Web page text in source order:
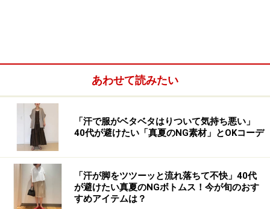
たのはメンズニットのXLサイズのものです。
あわせて読みたい
「汗で服がベタベタはりついて気持ち悪い」
40代が避けたい「真夏のNG素材」とOKコーデ
「汗が脚をツツーッと流れ落ちて不快」40代
が避けたい真夏のNGボトムス！今が旬のおす
すめアイテムは？